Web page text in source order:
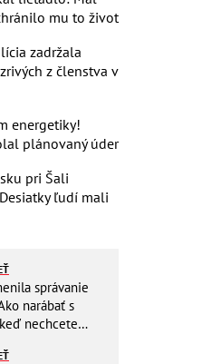
mu to život
zadržala
z členstva v
energetiky!
plánovaný úder
pri Šali
ľudí mali
správanie
narábať s
nechcete